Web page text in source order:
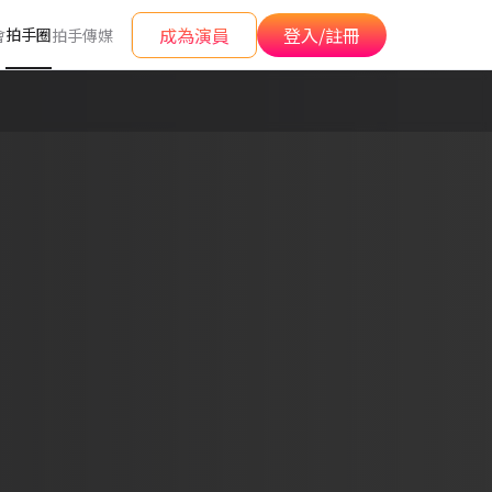
拍手圈拍手傳媒 成為演員 登入/註冊